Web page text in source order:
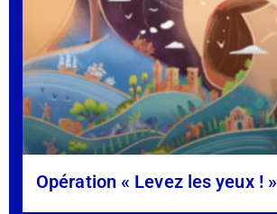
Opération « Levez les yeux ! »